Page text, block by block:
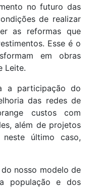
no futuro das
de realizar
as reformas que
Esse é o
em obras
Leite.
a participação do
das redes de
custos com
além de projetos
neste último caso,
nosso modelo de
população e dos